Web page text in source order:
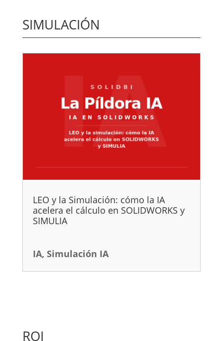
SIMULACIÓN
LEO y la Simulación: cómo la IA
acelera el cálculo en SOLIDWORKS y
SIMULIA
IA, Simulación IA
ROI